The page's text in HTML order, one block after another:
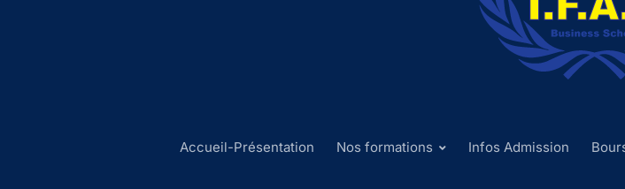
Accueil-Présentation Nos formations Infos Admission